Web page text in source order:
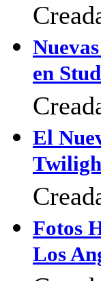
en
El
Fotos
Los